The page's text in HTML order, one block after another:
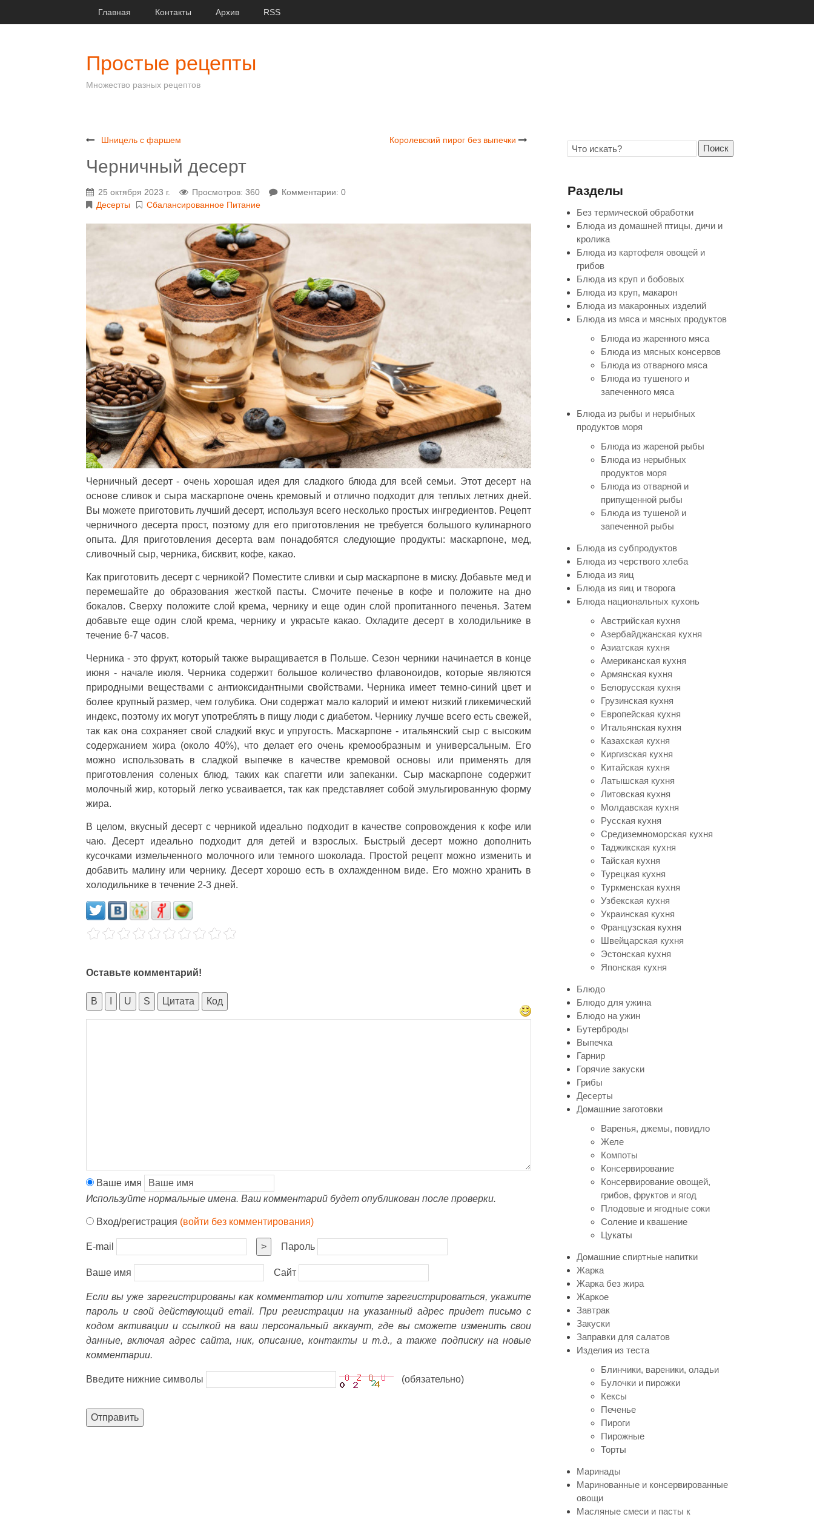
Главная Контакты Архив RSS
Простые рецепты
Множество разных рецептов
Шницель с фаршем Королевский пирог без выпечки
Черничный десерт
25 октября 2023 г. Просмотров: 360
Комментарии: 0
Десерты
Сбалансированное Питание
Черничный десерт - очень хорошая идея для сладкого блюда для всей семьи. Этот десерт на
основе сливок и сыра маскарпоне очень кремовый и отлично подходит для теплых летних дней.
Вы можете приготовить лучший десерт, используя всего несколько простых ингредиентов. Рецепт
черничного десерта прост, поэтому для его приготовления не требуется большого кулинарного
опыта. Для приготовления десерта вам понадобятся следующие продукты: маскарпоне, мед,
сливочный сыр, черника, бисквит, кофе, какао.
Как приготовить десерт с черникой? Поместите сливки и сыр маскарпоне в миску. Добавьте мед и
перемешайте до образования жесткой пасты. Смочите печенье в кофе и положите на дно
бокалов. Сверху положите слой крема, чернику и еще один слой пропитанного печенья. Затем
добавьте еще один слой крема, чернику и украсьте какао. Охладите десерт в холодильнике в
течение 6-7 часов.
Черника - это фрукт, который также выращивается в Польше. Сезон черники начинается в конце
июня - начале июля. Черника содержит большое количество флавоноидов, которые являются
природными веществами с антиоксидантными свойствами. Черника имеет темно-синий цвет и
более крупный размер, чем голубика. Они содержат мало калорий и имеют низкий гликемический
индекс, поэтому их могут употреблять в пищу люди с диабетом. Чернику лучше всего есть свежей,
так как она сохраняет свой сладкий вкус и упругость. Маскарпоне - итальянский сыр с высоким
содержанием жира (около 40%), что делает его очень кремообразным и универсальным. Его
можно использовать в сладкой выпечке в качестве кремовой основы или применять для
приготовления соленых блюд, таких как спагетти или запеканки. Сыр маскарпоне содержит
молочный жир, который легко усваивается, так как представляет собой эмульгированную форму
жира.
В целом, вкусный десерт с черникой идеально подходит в качестве сопровождения к кофе или
чаю. Десерт идеально подходит для детей и взрослых. Быстрый десерт можно дополнить
кусочками измельченного молочного или темного шоколада. Простой рецепт можно изменить и
добавить малину или чернику. Десерт хорошо есть в охлажденном виде. Его можно хранить в
холодильнике в течение 2-3 дней.
Оставьте комментарий!
B U S Цитата Код
Ваше имя
Используйте нормальные имена. Ваш комментарий будет опубликован после проверки.
Вход/регистрация (войти без комментирования)
E-mail > Пароль
Ваше имя Сайт
Если вы уже зарегистрированы как комментатор или хотите зарегистрироваться, укажите
пароль и свой действующий email. При регистрации на указанный адрес придет письмо с
кодом активации и ссылкой на ваш персональный аккаунт, где вы сможете изменить свои
данные, включая адрес сайта, ник, описание, контакты и т.д., а также подписку на новые
комментарии.
Введите нижние символы (обязательно)
Отправить
Поиск
Разделы
Без термической обработки
Блюда из домашней птицы, дичи и
кролика
Блюда из картофеля овощей и
грибов
Блюда из круп и бобовых
Блюда из круп, макарон
Блюда из макаронных изделий
Блюда из мяса и мясных продуктов
Блюда из жаренного мяса
Блюда из мясных консервов
Блюда из отварного мяса
Блюда из тушеного и
запеченного мяса
Блюда из рыбы и нерыбных
продуктов моря
Блюда из жареной рыбы
Блюда из нерыбных
продуктов моря
Блюда из отварной и
припущенной рыбы
Блюда из тушеной и
запеченной рыбы
Блюда из субпродуктов
Блюда из черствого хлеба
Блюда из яиц
Блюда из яиц и творога
Блюда национальных кухонь
Австрийская кухня
Азербайджанская кухня
Азиатская кухня
Американская кухня
Армянская кухня
Белорусская кухня
Грузинская кухня
Европейская кухня
Итальянская кухня
Казахская кухня
Киргизская кухня
Китайская кухня
Латышская кухня
Литовская кухня
Молдавская кухня
Русская кухня
Средиземноморская кухня
Таджикская кухня
Тайская кухня
Турецкая кухня
Туркменская кухня
Узбекская кухня
Украинская кухня
Французская кухня
Швейцарская кухня
Эстонская кухня
Японская кухня
Блюдо
Блюдо для ужина
Блюдо на ужин
Бутерброды
Выпечка
Гарнир
Горячие закуски
Грибы
Десерты
Домашние заготовки
Варенья, джемы, повидло
Желе
Компоты
Консервирование
Консервирование овощей,
грибов, фруктов и ягод
Плодовые и ягодные соки
Соление и квашение
Цукаты
Домашние спиртные напитки
Жарка
Жарка без жира
Жаркое
Завтрак
Закуски
Заправки для салатов
Изделия из теста
Блинчики, вареники, оладьи
Булочки и пирожки
Кексы
Печенье
Пироги
Пирожные
Торты
Маринады
Маринованные и консервированные
овощи
Масляные смеси и пасты к